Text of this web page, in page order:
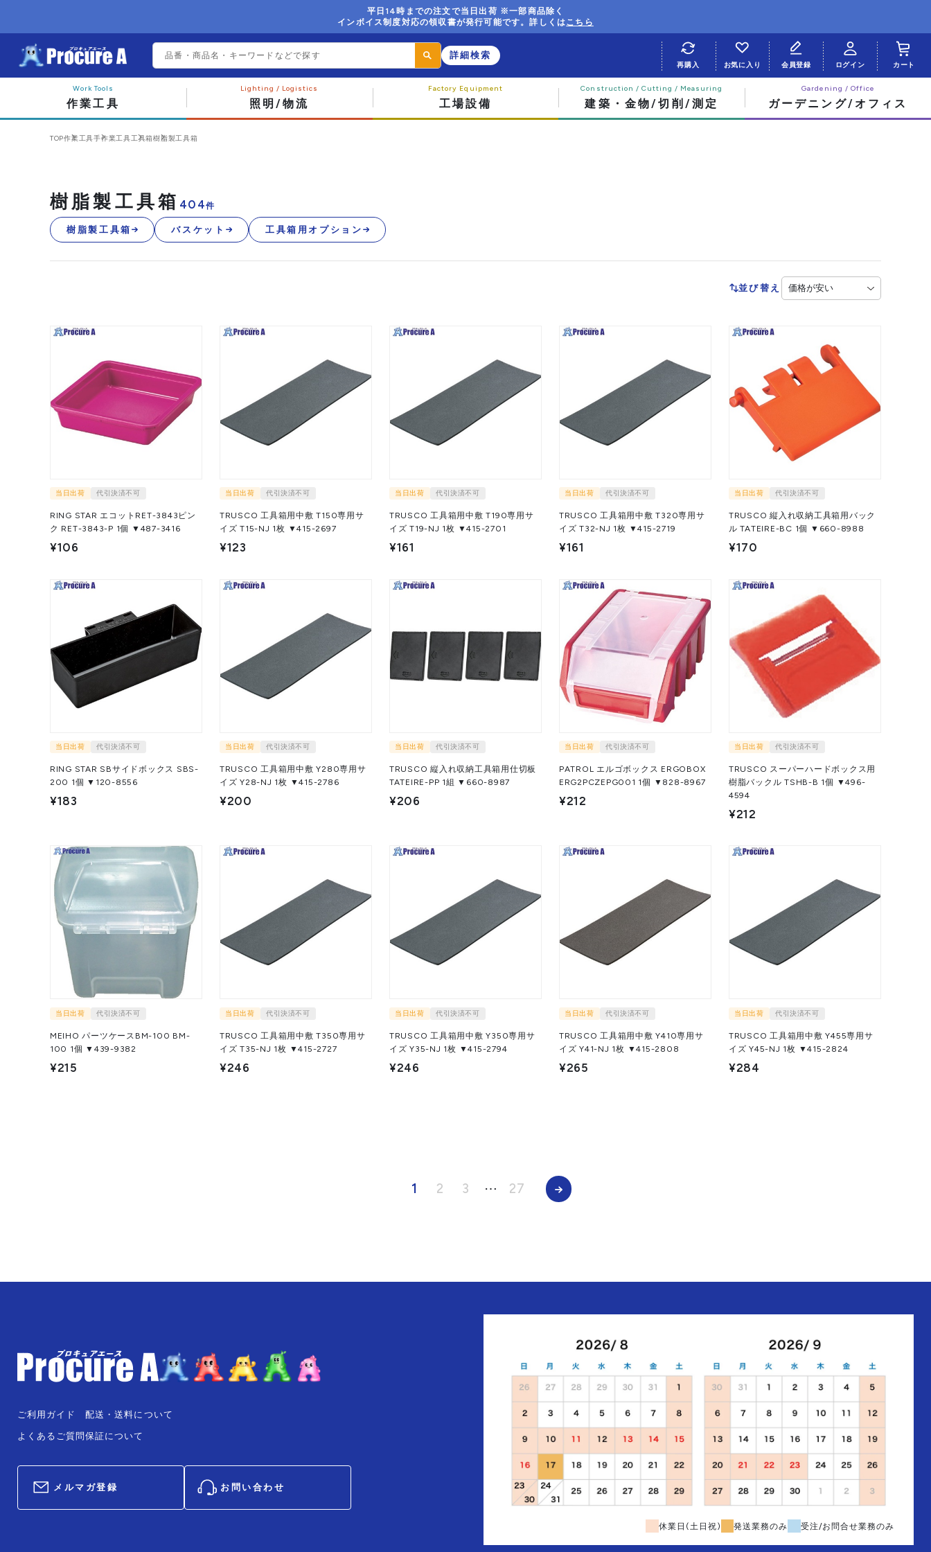
平日14時までの注文で当日出荷 ※一部商品除く
インボイス制度対応の領収書が発行可能です。詳しくはこちら
詳細検索
作業工具 照明/物流 工場設備 建築・金物/切削/測定 ガーデニング/オフィス
再購入 お気に入り 会員登録 ログイン カート
TOP作業工具手作業工具工具箱樹脂製工具箱
樹脂製工具箱 404件
樹脂製工具箱 バスケット 工具箱用オプション
並び替え
当日出荷 代引決済不可
RING STAR エコットRET-3843ピン
ク RET-3843-P 1個 ▼487-3416
¥106
当日出荷 代引決済不可
TRUSCO 工具箱用中敷 T150専用サ
イズ T15-NJ 1枚 ▼415-2697
¥123
当日出荷 代引決済不可
TRUSCO 工具箱用中敷 T190専用サ
イズ T19-NJ 1枚 ▼415-2701
¥161
当日出荷 代引決済不可
TRUSCO 工具箱用中敷 T320専用サ
イズ T32-NJ 1枚 ▼415-2719
¥161
当日出荷 代引決済不可
TRUSCO 縦入れ収納工具箱用バック
ル TATEIRE-BC 1個 ▼660-8988
¥170
当日出荷 代引決済不可
RING STAR SBサイドボックス SBS-
200 1個 ▼120-8556
¥183
当日出荷 代引決済不可
TRUSCO 工具箱用中敷 Y280専用サ
イズ Y28-NJ 1枚 ▼415-2786
¥200
当日出荷 代引決済不可
TRUSCO 縦入れ収納工具箱用仕切板
TATEIRE-PP 1組 ▼660-8987
¥206
当日出荷 代引決済不可
PATROL エルゴボックス ERGOBOX
ERG2PCZEPG001 1個 ▼828-8967
¥212
当日出荷 代引決済不可
TRUSCO スーパーハードボックス用
樹脂バックル TSHB-B 1個 ▼496-
4594
¥212
当日出荷 代引決済不可
MEIHO パーツケースBM-100 BM-
100 1個 ▼439-9382
¥215
当日出荷 代引決済不可
TRUSCO 工具箱用中敷 T350専用サ
イズ T35-NJ 1枚 ▼415-2727
¥246
当日出荷 代引決済不可
TRUSCO 工具箱用中敷 Y350専用サ
イズ Y35-NJ 1枚 ▼415-2794
¥246
当日出荷 代引決済不可
TRUSCO 工具箱用中敷 Y410専用サ
イズ Y41-NJ 1枚 ▼415-2808
¥265
当日出荷 代引決済不可
TRUSCO 工具箱用中敷 Y455専用サ
イズ Y45-NJ 1枚 ▼415-2824
¥284
1 2 3 ⋯ 27
ご利用ガイド
よくあるご質問
配送・送料について
保証について
メルマガ登録 お問い合わせ
休業日(土日祝) 発送業務のみ 受注/お問合せ業務のみ